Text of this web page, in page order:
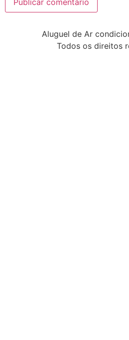
Aluguel de Ar
Todos os direitos